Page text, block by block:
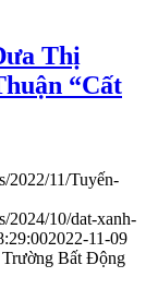
Thị
“Cất
2022/11/Tuyến-
2024/10/dat-xanh-
2022-11-09
Bất Động